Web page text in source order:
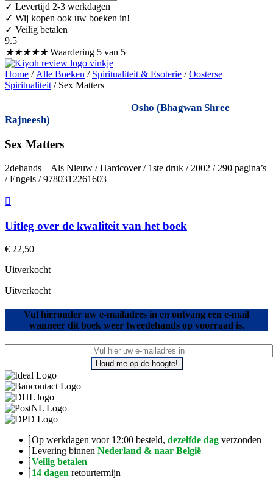
✓ Levertijd 2-3 werkdagen
✓ Wij kopen ook uw boeken in!
✓ Veilig betalen
9.5
★★★★★ Waardering 5 van 5
Home / Alle Boeken / Spiritualiteit & Esoterie /Oosterse
Spiritualiteit / Sex Matters
Osho (Bhagwan Shree
Rajneesh)
Sex Matters
2dehands – Als Nieuw / Hardcover / 1ste druk / 2002 / 290 pagina’s
/ Engels / 9780312261603
Uitleg over de kwaliteit van het boek
€ 22,50
Uitverkocht
Uitverkocht
Vul hieronder uw e-mailadres in en ontvang een e-mail
wanneer dit boek weer tweedehands op voorraad is.
Houd me op de hoogte!
Op werkdagen voor 12:00 besteld, dezelfde dag verzonden
Levering binnen Nederland & naar België
Veilig betalen
14 dagen retourtermijn